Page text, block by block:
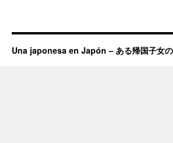
Una japonesa en Japón – ある帰国子女